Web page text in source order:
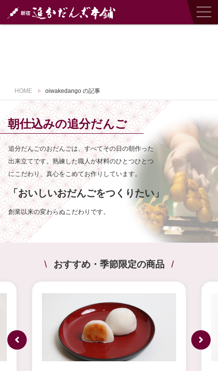
HOME oiwakedango の記事
朝仕込みの追分だんご
追分だんごのおだんごは、すべてその日の朝作った
出来立てです。 熟練した職人が材料のひとつひとつ
にこだわり、真心をこめてお作りしています。
「おいしいおだんごをつくりたい」
創業以来の変わらぬこだわりです。
\ おすすめ・季節限定の商品 /